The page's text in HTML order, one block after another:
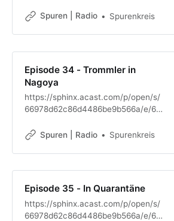
p3 Spuren | Radio Spurenkreis
Episode 34 - Trommler in
Nagoya
https://sphinx.acast.com/p/open/s/
66978d62c86d4486be9b566a/e/67
mp3Spuren | Radio Spurenkreis
Episode 35 - In Quarantäne
https://sphinx.acast.com/p/open/s/
66978d62c86d4486be9b566a/e/67